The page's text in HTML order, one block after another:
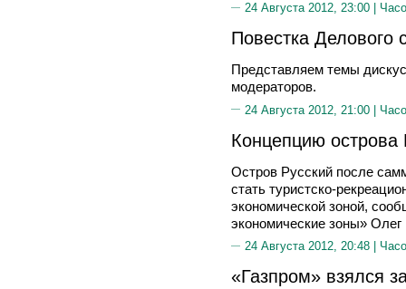
24 Августа 2012, 23:00 |
Повестка
Представляем темы
модераторов.
24 Августа 2012, 21:00 |
Концепцию острова
Остров Русский после
стать туристско-
экономической зоной,
экономические зоны»
24 Августа 2012, 20:48 |
«Газпром» взялся